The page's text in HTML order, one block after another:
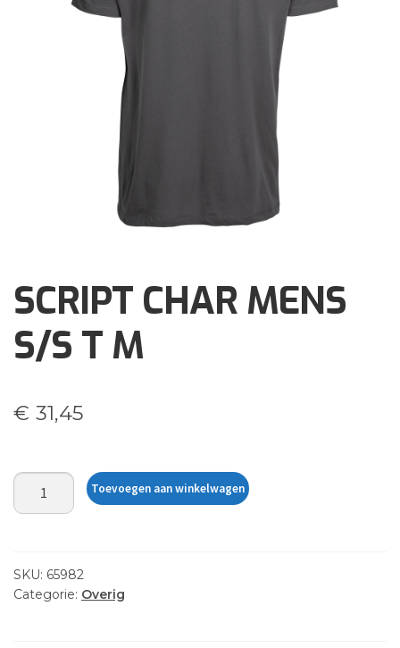
SCRIPT CHAR MENS
S/S T M
€ 31,45
SCRIPT
CHAR
T
M
Toevoegen aan winkelwagen
SKU: 65982
Categorie: Overig